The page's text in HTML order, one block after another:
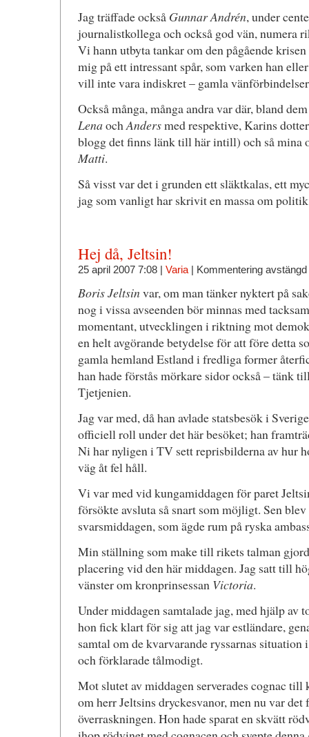
Jag träffade också Gunnar Andrén, under
journalistkollega och också god vän, numera
Vi hann utbyta tankar om den pågående
mig på ett intressant spår, som varken han
vill inte vara indiskret – gamla
Också många, många andra var där, bland
LenaochAndersmed respektive, Karins
blogg det finns länk till här intill) och så mina
Matti.
Så visst var det i grunden ett släktkalas, ett
jag som vanligt har skrivit en massa om
Hej då, Jeltsin!
25 april 2007 7:08 | Varia| Kommentering avstängd
Boris Jeltsinvar, om man tänker nyktert på
nog i vissa avseenden bör minnas med
momentant, utvecklingen i riktning mot
en helt avgörande betydelse för att före detta
gamla hemland Estland i fredliga former
han hade förstås mörkare sidor också – tänk
Tjetjenien.
Jag var med, då han avlade statsbesök i
officiell roll under det här besöket; han
Ni har nyligen i TV sett reprisbilderna av hur
väg åt fel håll.
Vi var med vid kungamiddagen för paret
försökte avsluta så snart som möjligt. Sen
svarsmiddagen, som ägde rum på ryska
Min ställning som make till rikets talman
placering vid den här middagen. Jag satt till
vänster om kronprinsessan Victoria.
Under middagen samtalade jag, med hjälp av
hon fick klart för sig att jag var estländare,
samtal om de kvarvarande ryssarnas situation
och förklarade tålmodigt.
Mot slutet av middagen serverades cognac till
om herr Jeltsins dryckesvanor, men nu var
överraskningen. Hon hade sparat en skvätt